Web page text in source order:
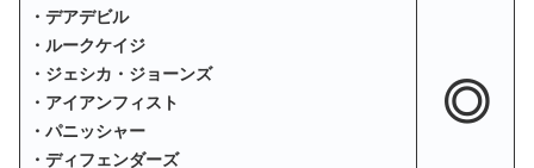
・デアデビル
・ルークケイジ
・ジェシカ・ジョーンズ
・アイアンフィスト
・パニッシャー
・ディフェンダーズ
◎